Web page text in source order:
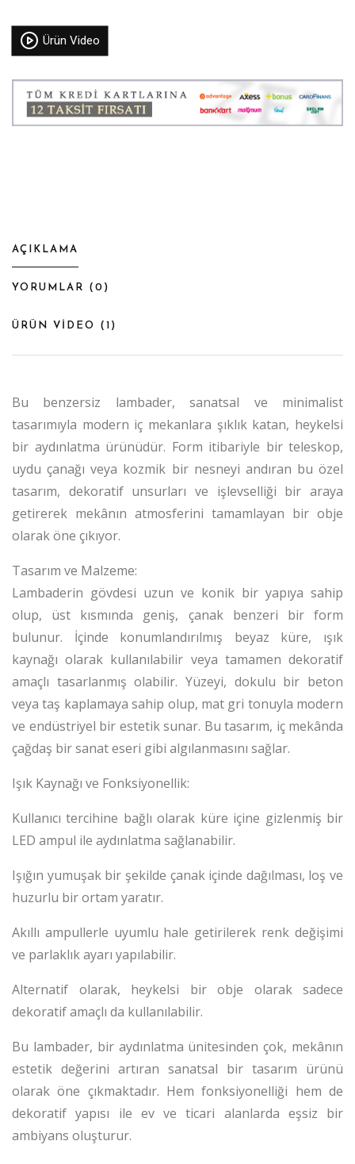
Ürün Video
AÇIKLAMA
YORUMLAR ( 0 )
ÜRÜN VİDEO ( 1 )
Bu benzersiz lambader, sanatsal ve minimalist
tasarımıyla modern iç mekanlara şıklık katan, heykelsi
bir aydınlatma ürünüdür. Form itibariyle bir teleskop,
uydu çanağı veya kozmik bir nesneyi andıran bu özel
tasarım, dekoratif unsurları ve işlevselliği bir araya
getirerek mekânın atmosferini tamamlayan bir obje
olarak öne çıkıyor.
Tasarım ve Malzeme:
Lambaderin gövdesi uzun ve konik bir yapıya sahip
olup, üst kısmında geniş, çanak benzeri bir form
bulunur. İçinde konumlandırılmış beyaz küre, ışık
kaynağı olarak kullanılabilir veya tamamen dekoratif
amaçlı tasarlanmış olabilir. Yüzeyi, dokulu bir beton
veya taş kaplamaya sahip olup, mat gri tonuyla modern
ve endüstriyel bir estetik sunar. Bu tasarım, iç mekânda
çağdaş bir sanat eseri gibi algılanmasını sağlar.
Işık Kaynağı ve Fonksiyonellik:
Kullanıcı tercihine bağlı olarak küre içine gizlenmiş bir
LED ampul ile aydınlatma sağlanabilir.
Işığın yumuşak bir şekilde çanak içinde dağılması, loş ve
huzurlu bir ortam yaratır.
Akıllı ampullerle uyumlu hale getirilerek renk değişimi
ve parlaklık ayarı yapılabilir.
Alternatif olarak, heykelsi bir obje olarak sadece
dekoratif amaçlı da kullanılabilir.
Bu lambader, bir aydınlatma ünitesinden çok, mekânın
estetik değerini artıran sanatsal bir tasarım ürünü
olarak öne çıkmaktadır. Hem fonksiyonelliği hem de
dekoratif yapısı ile ev ve ticari alanlarda eşsiz bir
ambiyans oluşturur.